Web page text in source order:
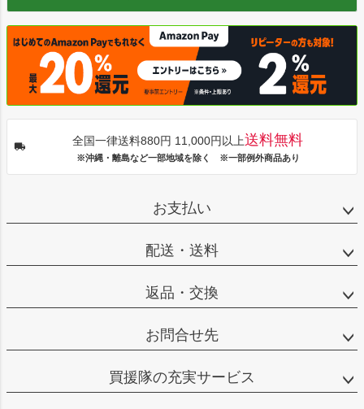
全国一律送料880円 11,000円以上送料無料
※沖縄・離島など一部地域を除く ※一部例外商品あり
お支払い
配送・送料
返品・交換
お問合せ先
買援隊の充実サービス